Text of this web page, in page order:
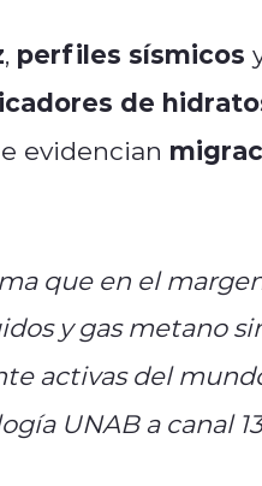
, perfiles sísmicos
de
evidencian
que en el
y gas metano
activas del
UNAB a canal